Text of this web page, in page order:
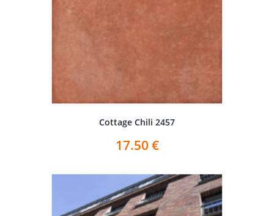
Cottage Chili 2457
17.50 €